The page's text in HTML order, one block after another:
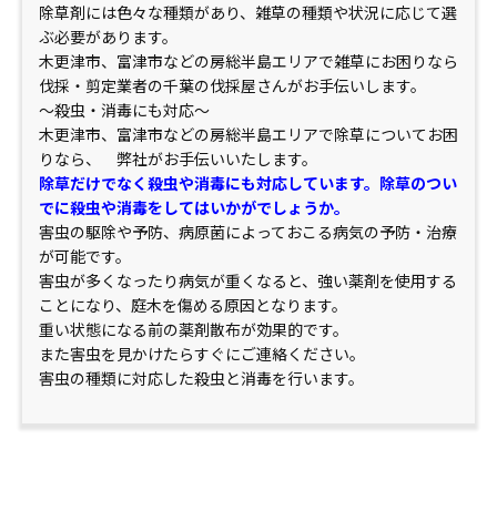
除草剤には色々な種類があり、雑草の種類や状況に応じて選
ぶ必要があります。
木更津市、富津市などの房総半島エリアで雑草にお困りなら
伐採・剪定業者の千葉の伐採屋さんがお手伝いします。
～殺虫・消毒にも対応～
木更津市、富津市などの房総半島エリアで除草についてお困
りなら、 弊社がお手伝いいたします。
除草だけでなく殺虫や消毒にも対応しています。除草のつい
でに殺虫や消毒をしてはいかがでしょうか。
害虫の駆除や予防、病原菌によっておこる病気の予防・治療
が可能です。
害虫が多くなったり病気が重くなると、強い薬剤を使用する
ことになり、庭木を傷める原因となります。
重い状態になる前の薬剤散布が効果的です。
また害虫を見かけたらすぐにご連絡ください。
害虫の種類に対応した殺虫と消毒を行います。